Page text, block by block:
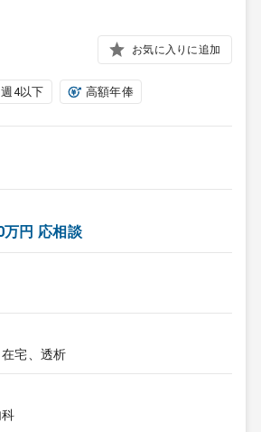
お気に入りに追加
週4以下 高額年俸
円 応相談
宅、透析